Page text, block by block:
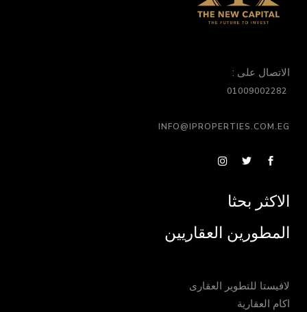
الاتصال على :
INFO@IPROPERTIES.COM.EG
الاكثر بحثا
المطورين العقاريين
لافيستا للتطوير العقارى
اكام العقارية